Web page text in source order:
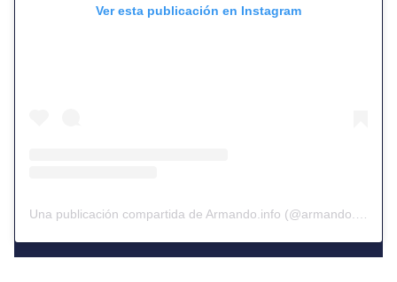
Ver esta publicación en Instagram
Una publicación compartida de Armando.info (@armando.info)